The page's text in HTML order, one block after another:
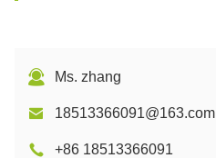
Ms. zhang
18513366091@163.com
+86 18513366091